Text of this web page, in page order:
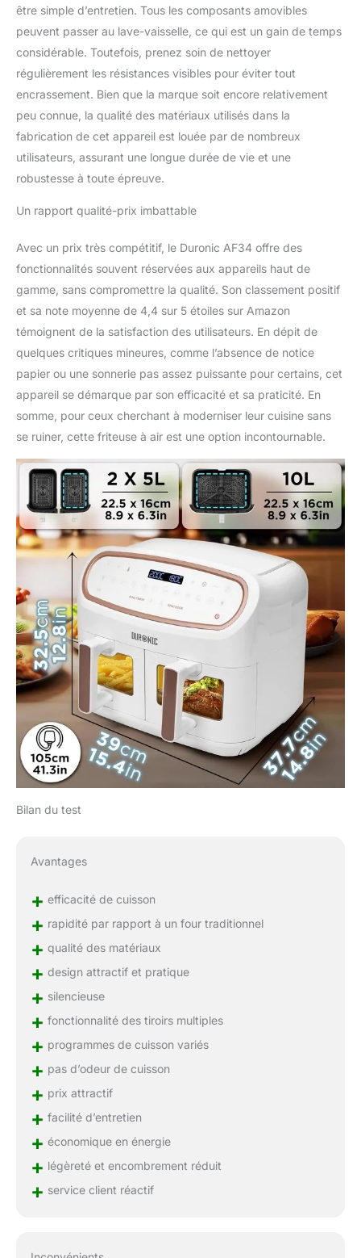
viande et dans l'autre,
vos frites. La cuisson se
fait sans ou avec très
peu d’huile pour une
cuisson plus saine.
L’AF34 offre des
températures de cuisson
allant de 50° à 200°,
vous permettant de
préparer une multitude
D’autres coloris sont
noir (AF34 BK), blanc et
doré (AF34 BG).
être simple d’entretien. Tous les composants amovibles
peuvent passer au lave-vaisselle, ce qui est un gain de temps
considérable. Toutefois, prenez soin de nettoyer
régulièrement les résistances visibles pour éviter tout
encrassement. Bien que la marque soit encore relativement
peu connue, la qualité des matériaux utilisés dans la
fabrication de cet appareil est louée par de nombreux
utilisateurs, assurant une longue durée de vie et une
robustesse à toute épreuve.
Un rapport qualité-prix imbattable
Avec un prix très compétitif, le Duronic AF34 offre des
fonctionnalités souvent réservées aux appareils haut de
gamme, sans compromettre la qualité. Son classement positif
et sa note moyenne de 4,4 sur 5 étoiles sur Amazon
témoignent de la satisfaction des utilisateurs. En dépit de
quelques critiques mineures, comme l’absence de notice
papier ou une sonnerie pas assez puissante pour certains, cet
appareil se démarque par son efficacité et sa praticité. En
somme, pour ceux cherchant à moderniser leur cuisine sans
se ruiner, cette friteuse à air est une option incontournable.
Bilan du test
Avantages
+ efficacité de cuisson
+ rapidité par rapport à un four traditionnel
+ qualité des matériaux
+ design attractif et pratique
+ silencieuse
+ fonctionnalité des tiroirs multiples
+ programmes de cuisson variés
+ pas d’odeur de cuisson
+ prix attractif
+ facilité d’entretien
+ économique en énergie
+ légèreté et encombrement réduit
+ service client réactif